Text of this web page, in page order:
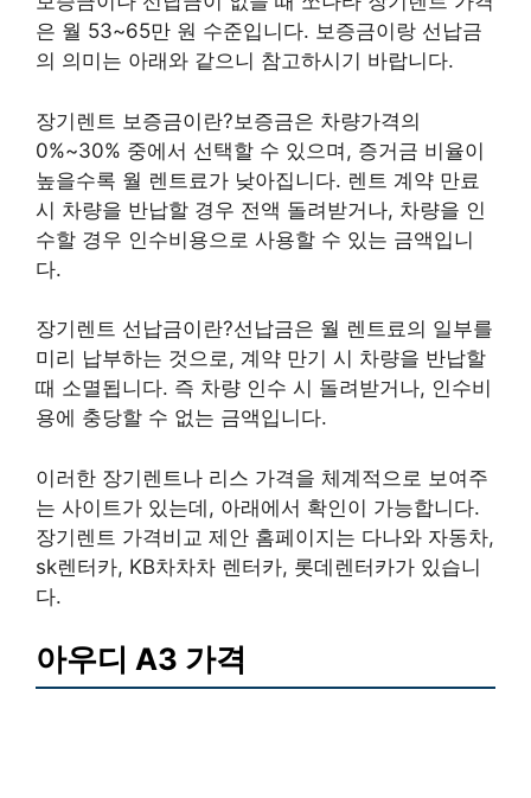
은 월 53~65만 원 수준입니다. 보증금이랑 선납금
의 의미는 아래와 같으니 참고하시기 바랍니다.
장기렌트 보증금이란?보증금은 차량가격의
0%~30% 중에서 선택할 수 있으며, 증거금 비율이
높을수록 월 렌트료가 낮아집니다. 렌트 계약 만료
시 차량을 반납할 경우 전액 돌려받거나, 차량을 인
수할 경우 인수비용으로 사용할 수 있는 금액입니
다.
장기렌트 선납금이란?선납금은 월 렌트료의 일부를
미리 납부하는 것으로, 계약 만기 시 차량을 반납할
때 소멸됩니다. 즉 차량 인수 시 돌려받거나, 인수비
용에 충당할 수 없는 금액입니다.
이러한 장기렌트나 리스 가격을 체계적으로 보여주
는 사이트가 있는데, 아래에서 확인이 가능합니다.
장기렌트 가격비교 제안 홈페이지는 다나와 자동차,
sk렌터카, KB차차차 렌터카, 롯데렌터카가 있습니
다.
아우디 A3 가격